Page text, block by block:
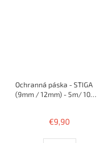
Ochranná páska - STIGA
(9mm / 12mm) - 5m/ 10
€9,90